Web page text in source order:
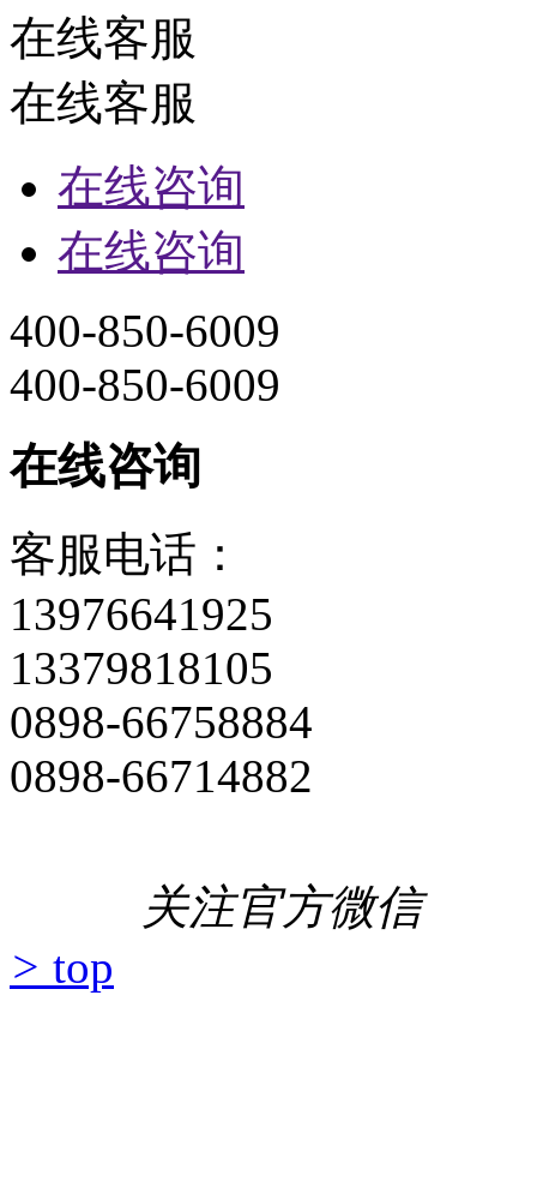
在线客服
在线客服
在线咨询
在线咨询
400-850-6009
400-850-6009
在线咨询
客服电话：
13976641925
13379818105
0898-66758884
0898-66714882
关注官方微信
> top